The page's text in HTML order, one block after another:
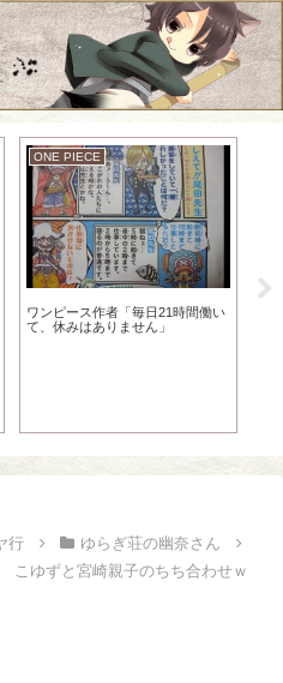
ONE PIECE
ワンピース作者「毎日21時間働い
て、休みはありません」
行
ゆらぎ荘の幽奈さん
こゆずと宮崎親子のちち合わせｗ